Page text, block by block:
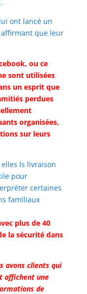
ont lancé un
affirmant que leur
ou ce
sont utilisées
un esprit que
perdues
organisées,
sur leurs
ls livraison
pour
certaines
familiaux
plus de 40
la sécurité dans
avons clients qui
affichent une
de